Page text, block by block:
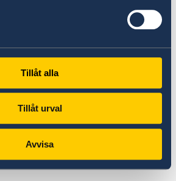
Tillåt alla
Tillåt urval
Avvisa